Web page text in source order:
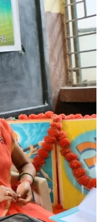
क्षेत्रीय कार्यशाला संपन्न